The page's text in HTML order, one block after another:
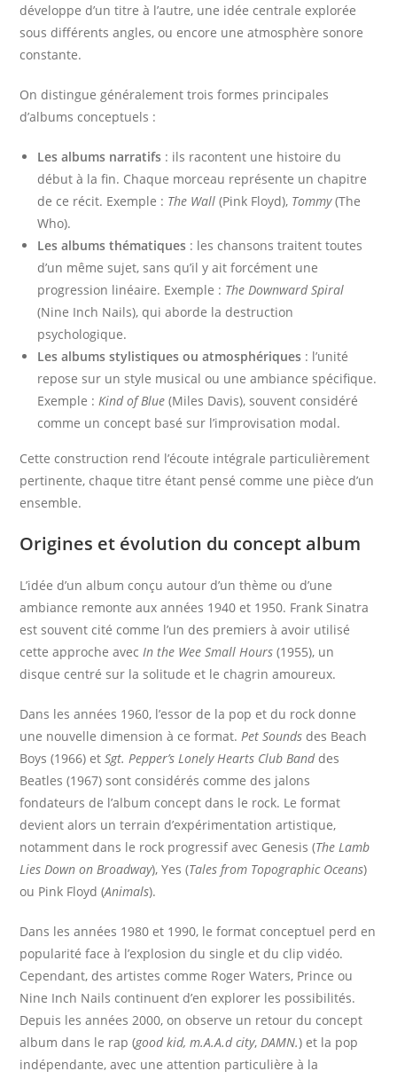
développe d’un titre à l’autre, une idée centrale explorée
sous différents angles, ou encore une atmosphère sonore
constante.
On distingue généralement trois formes principales
d’albums conceptuels :
Les albums narratifs : ils racontent une histoire du
début à la fin. Chaque morceau représente un chapitre
de ce récit. Exemple : The Wall (Pink Floyd), Tommy(The
Who).
Les albums thématiques : les chansons traitent toutes
d’un même sujet, sans qu’il y ait forcément une
progression linéaire. Exemple : The Downward Spiral
(Nine Inch Nails), qui aborde la destruction
psychologique.
Les albums stylistiques ou atmosphériques : l’unité
repose sur un style musical ou une ambiance spécifique.
Exemple : Kind of Blue (Miles Davis), souvent considéré
comme un concept basé sur l’improvisation modal.
Cette construction rend l’écoute intégrale particulièrement
pertinente, chaque titre étant pensé comme une pièce d’un
ensemble.
Origines et évolution du concept album
L’idée d’un album conçu autour d’un thème ou d’une
ambiance remonte aux années 1940 et 1950. Frank Sinatra
est souvent cité comme l’un des premiers à avoir utilisé
cette approche avec In the Wee Small Hours (1955), un
disque centré sur la solitude et le chagrin amoureux.
Dans les années 1960, l’essor de la pop et du rock donne
une nouvelle dimension à ce format. Pet Sounds des Beach
Boys (1966) etSgt. Pepper’s Lonely Hearts Club Banddes
Beatles (1967) sont considérés comme des jalons
fondateurs de l’album concept dans le rock. Le format
devient alors un terrain d’expérimentation artistique,
notamment dans le rock progressif avec Genesis (The Lamb
Lies Down on Broadway), Yes (Tales from Topographic Oceans)
ou Pink Floyd (Animals).
Dans les années 1980 et 1990, le format conceptuel perd en
popularité face à l’explosion du single et du clip vidéo.
Cependant, des artistes comme Roger Waters, Prince ou
Nine Inch Nails continuent d’en explorer les possibilités.
Depuis les années 2000, on observe un retour du concept
album dans le rap (good kid, m.A.A.d city, DAMN.) et la pop
indépendante, avec une attention particulière à la